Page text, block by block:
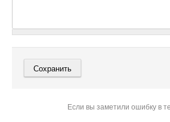
Если вы заметили ошибку в